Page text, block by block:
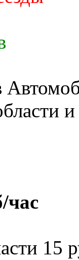
час
15